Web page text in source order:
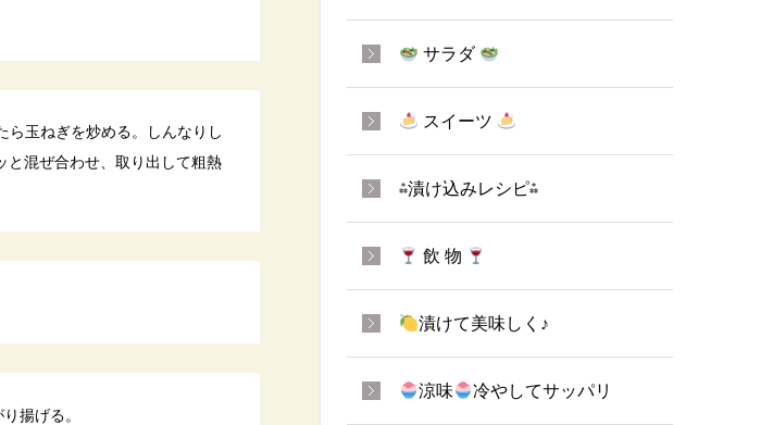
ら玉ねぎを炒める。しんなりし
と混ぜ合わせ、取り出して粗熱
揚げる。
サラダ
スイーツ
⁂漬け込みレシピ⁂
飲 物
漬けて美味しく♪
涼味 冷やしてサッパリ